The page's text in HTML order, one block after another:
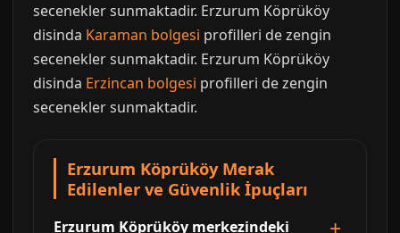
secenekler sunmaktadir. Erzurum Köprüköy
disinda Karaman bolgesi profilleri de zengin
secenekler sunmaktadir. Erzurum Köprüköy
disinda Erzincan bolgesi profilleri de zengin
secenekler sunmaktadir.
Erzurum Köprüköy Merak
Edilenler ve Güvenlik İpuçları
Erzurum Köprüköy merkezindeki